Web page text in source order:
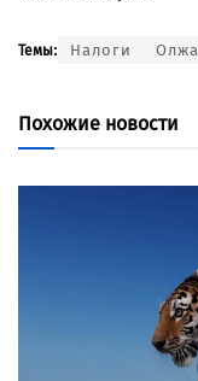
Темы: Налоги
Похожие новости